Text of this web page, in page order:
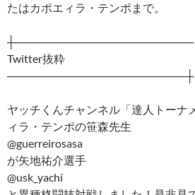
たはカポエィラ・テンポまで。
┼───────────────────────
Twitter抜粋
───────────────────────┼
ヤッチくんチャンネル「達人トーナ
ィラ・テンポの笹森先生
@guerreirosasa
が矢地祐介選手
@usk_yachi